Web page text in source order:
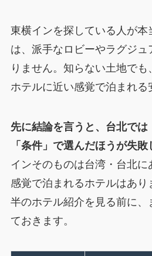
東横インを探している人が本
は、派手なロビーやラグジュ
りません。知らない土地でも
ホテルに近い感覚で泊まれる
先に結論を言うと、台北では
「条件」で選んだほうが失敗
インそのものは台湾・台北
感覚で泊まれるホテルはあり
半のホテル紹介を見る前に、
ておきます。